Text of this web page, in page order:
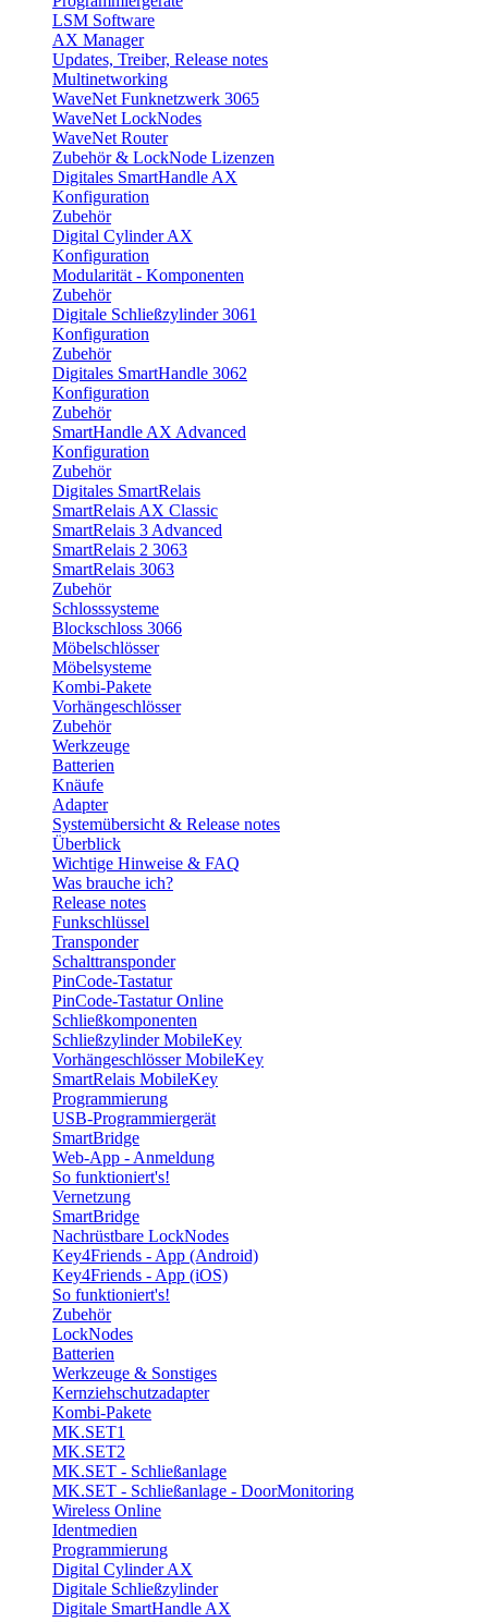
LSM Software
AX Manager
Updates, Treiber, Release notes
Multinetworking
WaveNet Funknetzwerk 3065
WaveNet LockNodes
WaveNet Router
Zubehör & LockNode Lizenzen
Digitales SmartHandle AX
Konfiguration
Zubehör
Digital Cylinder AX
Konfiguration
Modularität - Komponenten
Zubehör
Digitale Schließzylinder 3061
Konfiguration
Zubehör
Digitales SmartHandle 3062
Konfiguration
Zubehör
SmartHandle AX Advanced
Konfiguration
Zubehör
Digitales SmartRelais
SmartRelais AX Classic
SmartRelais 3 Advanced
SmartRelais 2 3063
SmartRelais 3063
Zubehör
Schlosssysteme
Blockschloss 3066
Möbelschlösser
Möbelsysteme
Kombi-Pakete
Vorhängeschlösser
Zubehör
Werkzeuge
Batterien
Knäufe
Adapter
Systemübersicht & Release notes
Überblick
Wichtige Hinweise & FAQ
Was brauche ich?
Release notes
Funkschlüssel
Transponder
Schalttransponder
PinCode-Tastatur
PinCode-Tastatur Online
Schließkomponenten
Schließzylinder MobileKey
Vorhängeschlösser MobileKey
SmartRelais MobileKey
Programmierung
USB-Programmiergerät
SmartBridge
Web-App - Anmeldung
So funktioniert's!
Vernetzung
SmartBridge
Nachrüstbare LockNodes
Key4Friends - App (Android)
Key4Friends - App (iOS)
So funktioniert's!
Zubehör
LockNodes
Batterien
Werkzeuge & Sonstiges
Kernziehschutzadapter
Kombi-Pakete
MK.SET1
MK.SET2
MK.SET - Schließanlage
MK.SET - Schließanlage - DoorMonitoring
Wireless Online
Identmedien
Programmierung
Digital Cylinder AX
Digitale Schließzylinder
Digitale SmartHandle AX